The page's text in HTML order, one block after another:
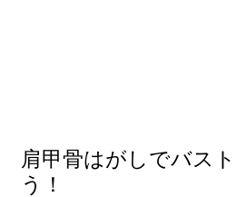
肩甲骨はがしでバス
う！